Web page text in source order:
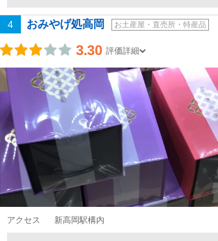
4 おみやげ処高岡 お土産屋・直売所・特産品
3.30 評価詳細
アクセス 新高岡駅構内